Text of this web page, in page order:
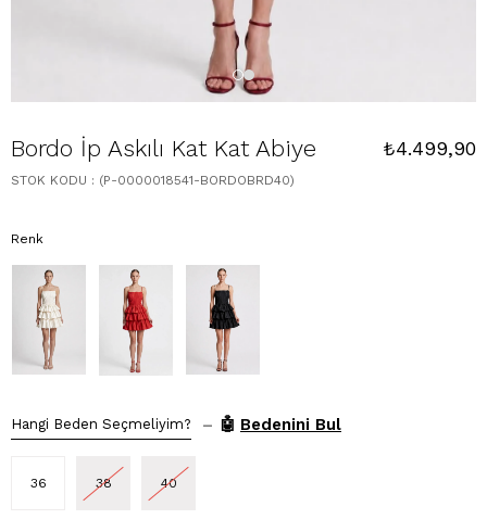
Bordo İp Askılı Kat Kat Abiye ₺4.499,90
STOK KODU (P-0000018541-BORDOBRD40)
Renk
Hangi Beden Seçmeliyim? – 🤖 Bedenini Bul
36 38 40